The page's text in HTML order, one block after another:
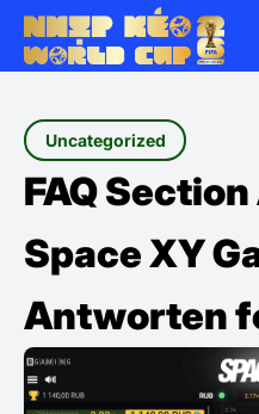
Uncategorized
FAQ
Space XY
Antworten